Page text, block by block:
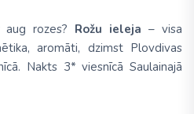
rozes? Rožu ieleja – visa
aromāti, dzimst Plovdivas
Nakts 3* viesnīcā Saulainajā